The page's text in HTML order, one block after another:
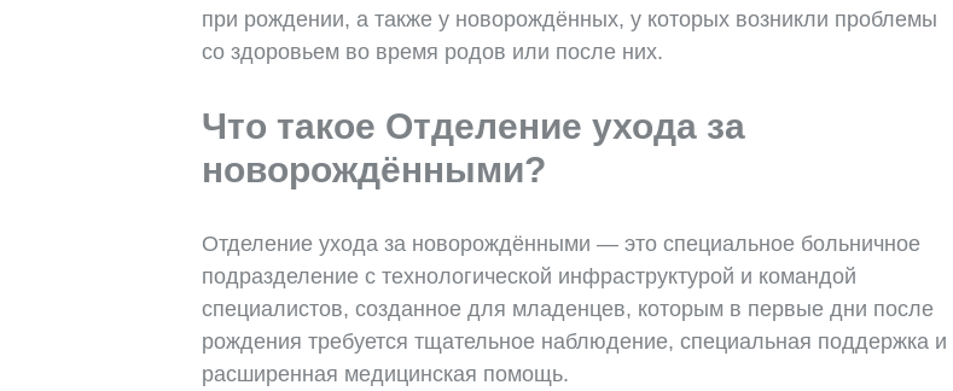
при рождении, а также у новорождённых, у которых возникли проблемы
со здоровьем во время родов или после них.
Что такое Отделение ухода за
новорождёнными?
Отделение ухода за новорождёнными — это специальное больничное
подразделение с технологической инфраструктурой и командой
специалистов, созданное для младенцев, которым в первые дни после
рождения требуется тщательное наблюдение, специальная поддержка и
расширенная медицинская помощь.